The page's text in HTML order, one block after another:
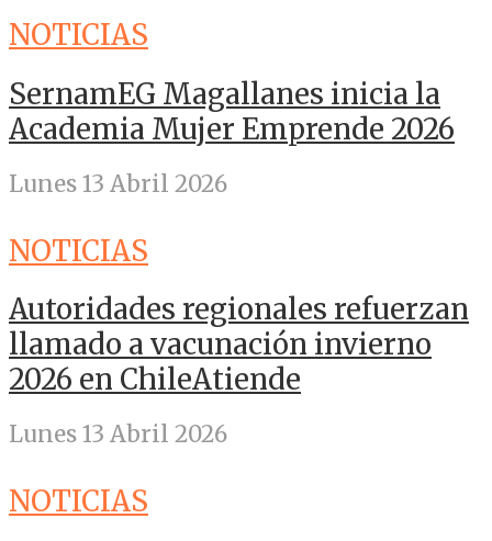
NOTICIAS
SernamEG Magallanes inicia la
Academia Mujer Emprende 2026
Lunes 13 Abril 2026
NOTICIAS
Autoridades regionales refuerzan
llamado a vacunación invierno
2026 en ChileAtiende
Lunes 13 Abril 2026
NOTICIAS